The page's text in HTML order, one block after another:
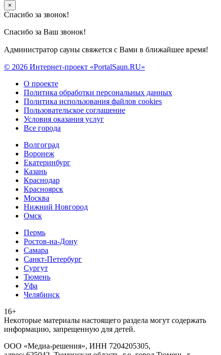
×
Спасибо за звонок!
Спасибо за Ваш звонок!
Администратор сауны свяжется с Вами в ближайшее время!
© 2026 Интернет-проект «PortalSaun.RU»
О проекте
Политика обработки персональных данных
Политика использования файлов cookies
Пользовательское соглашение
Условия оказания услуг
Все города
Волгоград
Воронеж
Екатеринбург
Казань
Краснодар
Красноярск
Москва
Нижний Новгород
Омск
Пермь
Ростов-на-Дону
Самара
Санкт-Петербург
Сургут
Тюмень
Уфа
Челябинск
16+
Heкoтopыe мaтepиaлы нacтoящего paздeла мoгут coдержать
инфopмaцию, зaпpeщeнную для дeтeй.
ООО «Медиа-решения», ИНН 7204205305,